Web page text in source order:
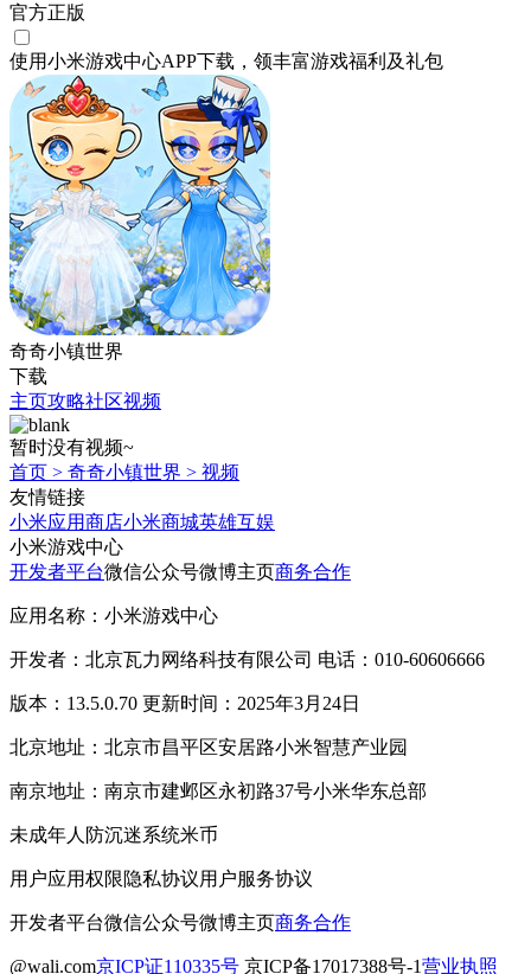
官方正版
使用小米游戏中心APP下载 ，领丰富游戏福利 及礼包
奇奇小镇世界
下载
主页攻略社区视频
暂时没有视频~
首页 > 奇奇小镇世界 > 视频
友情链接
小米应用商店小米商城英雄互娱
小米游戏中心
开发者平台微信公众号微博主页商务合作
应用名称：小米游戏中心
开发者：北京瓦力网络科技有限公司 电话：010-60606666
版本：13.5.0.70 更新时间：2025年3月24日
北京地址：北京市昌平区安居路小米智慧产业园
南京地址：南京市建邺区永初路37号小米华东总部
未成年人防沉迷系统米币
用户应用权限隐私协议用户服务协议
开发者平台微信公众号微博主页商务合作
@wali.com京ICP证110335号 京ICP备17017388号-1营业执照